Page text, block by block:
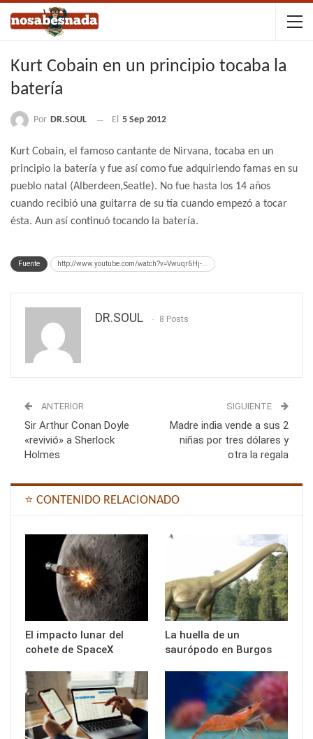
Kurt Cobain en un principio tocaba la
batería
Por DR.SOUL El 5 Sep 2012
Kurt Cobain, el famoso cantante de Nirvana, tocaba en un
principio la batería y fue así como fue adquiriendo famas en su
pueblo natal (Alberdeen,Seatle). No fue hasta los 14 años
cuando recibió una guitarra de su tía cuando empezó a tocar
ésta. Aun así continuó tocando la batería.
Fuente http://www.youtube.com/watch?v=Vwuqr6Hj-...
DR.SOUL 8 Posts
ANTERIOR
Sir Arthur Conan Doyle
«revivió» a Sherlock
Holmes
SIGUIENTE
Madre india vende a sus 2
niñas por tres dólares y
otra la regala
⭐ CONTENIDO RELACIONADO
El impacto lunar del
cohete de SpaceX
La huella de un
saurópodo en Burgos